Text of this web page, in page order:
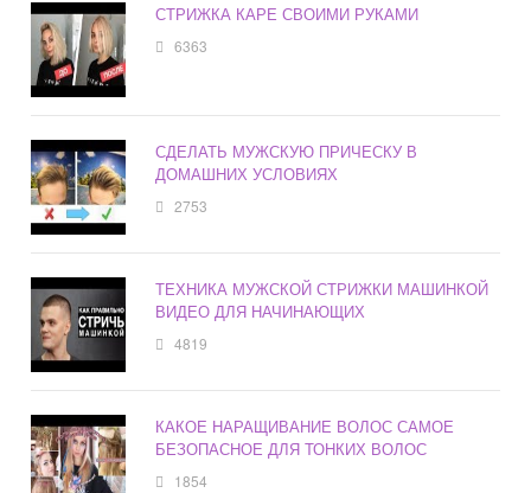
СТРИЖКА КАРЕ СВОИМИ РУКАМИ
6363
СДЕЛАТЬ МУЖСКУЮ ПРИЧЕСКУ В
ДОМАШНИХ УСЛОВИЯХ
2753
ТЕХНИКА МУЖСКОЙ СТРИЖКИ МАШИНКОЙ
ВИДЕО ДЛЯ НАЧИНАЮЩИХ
4819
КАКОЕ НАРАЩИВАНИЕ ВОЛОС САМОЕ
БЕЗОПАСНОЕ ДЛЯ ТОНКИХ ВОЛОС
1854